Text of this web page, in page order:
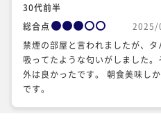
30代前半
総合点
2025/
禁煙の部屋と言われましたが、タ
吸ってたような匂いがしました。
外は良かったです。 朝食美味し
です。